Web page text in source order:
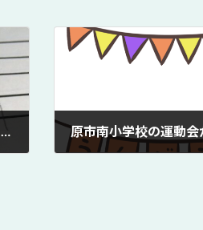
レッスンでは、さまざまなアプローチで 原市南小学校の運動